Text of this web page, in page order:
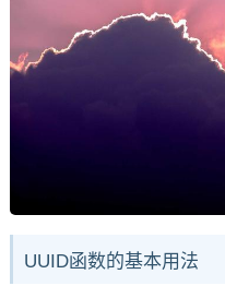
UUID函数的基本用法